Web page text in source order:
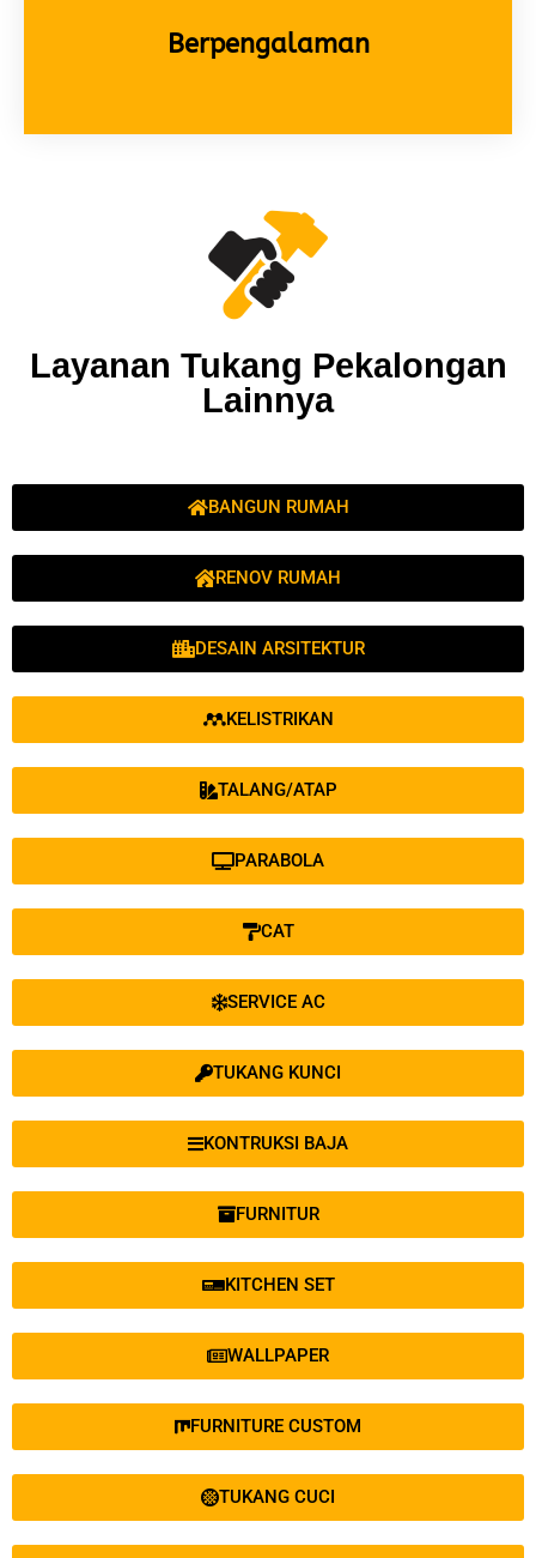
Berpengalaman
Layanan Tukang Pekalongan
Lainnya
BANGUN RUMAH
RENOV RUMAH
DESAIN ARSITEKTUR
KELISTRIKAN
TALANG/ATAP
PARABOLA
CAT
SERVICE AC
TUKANG KUNCI
KONTRUKSI BAJA
FURNITUR
KITCHEN SET
WALLPAPER
FURNITURE CUSTOM
TUKANG CUCI